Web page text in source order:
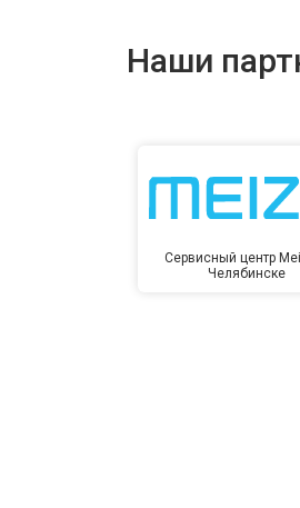
Наши
Сервисный центр
Челябинске